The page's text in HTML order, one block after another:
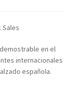
en el
internacionales
española.